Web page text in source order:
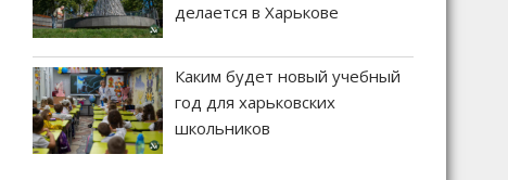
делается в Харькове
Каким будет новый учебный
год для харьковских
школьников